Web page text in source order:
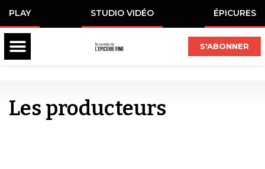
PLAY STUDIO VIDÉO ÉPICURES
S'ABONNER
Les producteurs